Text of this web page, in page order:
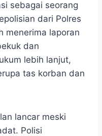
sebagai seorang
dari Polres
menerima laporan
dan
lebih lanjut,
tas korban dan
lancar meski
Polisi